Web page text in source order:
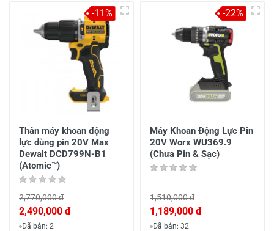
Thân máy khoan động
lực dùng pin 20V Max
Dewalt DCD799N-B1
(Atomic™)
2,770,000 đ
2,490,000 đ
Đã bán: 2
-11%
Máy Khoan Động Lực Pin
20V Worx WU369.9
(Chưa Pin & Sạc)
1,510,000 đ
1,189,000 đ
Đã bán: 32
-22%